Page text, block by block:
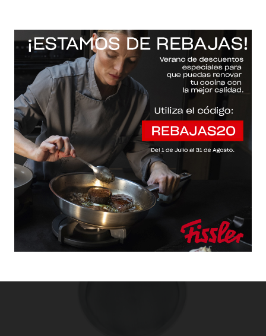
Inicio / Fissler Web / Accesorios / cuchillos / tapas /
Original-profi collection®